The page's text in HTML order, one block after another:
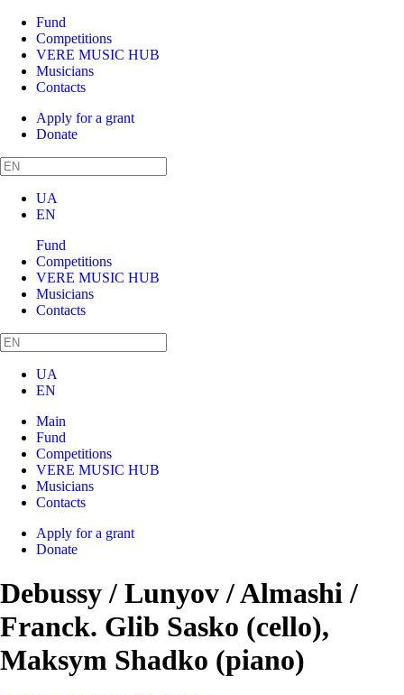
Fund
Competitions
VERE MUSIC HUB
Musicians
Contacts
Apply for a grant
Donate
UA
EN
Fund
Competitions
VERE MUSIC HUB
Musicians
Contacts
UA
EN
Main
Fund
Competitions
VERE MUSIC HUB
Musicians
Contacts
Apply for a grant
Donate
Debussy / Lunyov / Almashi /
Franck. Glib Sasko (cello),
Maksym Shadko (piano)